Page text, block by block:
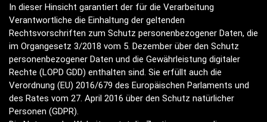
In dieser Hinsicht garantiert der für die Verarbeitung
Verantwortliche die Einhaltung der geltenden
Rechtsvorschriften zum Schutz personenbezogener Daten, die
im Organgesetz 3/2018 vom 5. Dezember über den Schutz
personenbezogener Daten und die Gewährleistung digitaler
Rechte (LOPD GDD) enthalten sind. Sie erfüllt auch die
Verordnung (EU) 2016/679 des Europäischen Parlaments und
des Rates vom 27. April 2016 über den Schutz natürlicher
Personen (GDPR).